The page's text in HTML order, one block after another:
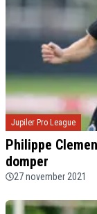
Jupiler Pro League
Philippe
domper
27 november 2021